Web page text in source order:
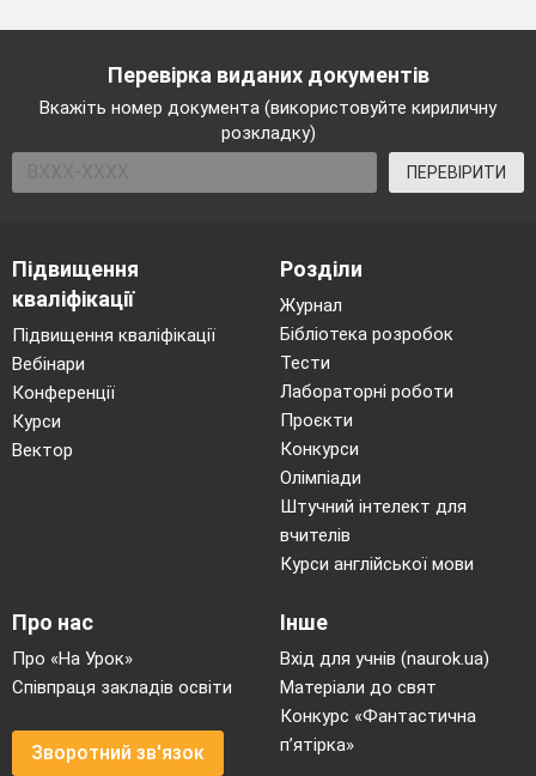
Перевірка виданих документів
Вкажіть номер документа (використовуйте кириличну
розкладку)
ПЕРЕВІРИТИ
Підвищення
кваліфікації
Підвищення кваліфікації
Вебінари
Конференції
Курси
Вектор
Розділи
Журнал
Бібліотека розробок
Тести
Лабораторні роботи
Проєкти
Конкурси
Олімпіади
Штучний інтелект для
вчителів
Курси англійської мови
Про нас
Про «На Урок»
Співпраця закладів освіти
Зворотний зв'язок
Інше
Вхід для учнів (naurok.ua)
Матеріали до свят
Конкурс «Фантастична
п’ятірка»